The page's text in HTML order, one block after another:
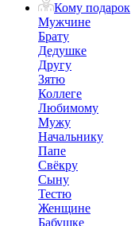
Кому подарок
Мужчине
Брату
Дедушке
Другу
Зятю
Коллеге
Любимому
Мужу
Начальнику
Папе
Свёкру
Сыну
Тестю
Женщине
Бабушке